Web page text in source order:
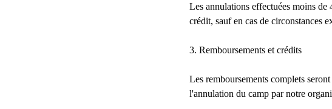
Les annulations effectuées moins de
crédit, sauf en cas de circonstances
3. Remboursements et crédits
Les remboursements complets
l'annulation du camp par notre